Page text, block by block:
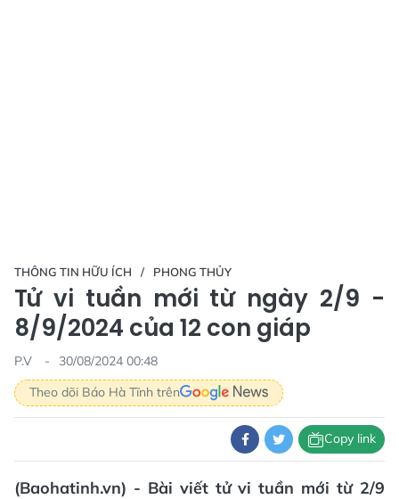
THÔNG TIN HỮU ÍCH PHONG THỦY
Tử vi tuần mới từ ngày 2/9 -
8/9/2024 của 12 con giáp
P.V
30/08/2024 00:48
Theo dõi Báo Hà Tĩnh trên
Copy link
(Baohatinh.vn) - Bài viết tử vi tuần mới từ 2/9